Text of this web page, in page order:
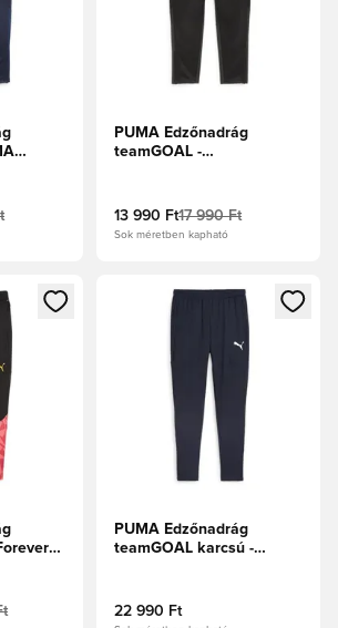
PUMA Edzőnadrág
teamGOAL -
13 990 Ft17 990 Ft
Sok méretben kapható
a bejelentkezéshez vagy a tagként
Megnyit egy modált a
PUMA Edzőnadrág
teamGOAL karcsú -
22 990 Ft